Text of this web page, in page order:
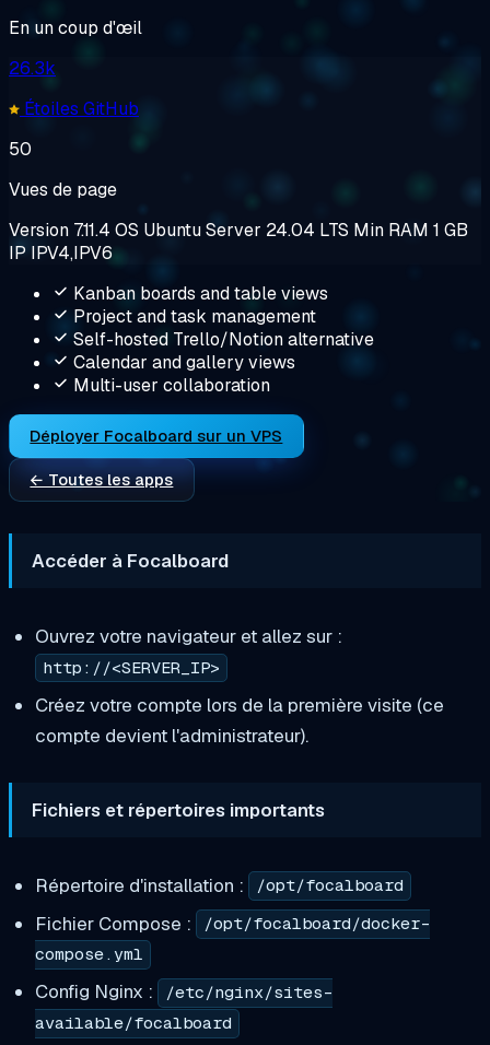
En un coup d'œil
26.3k
Étoiles GitHub
50
Vues de page
Version 7.11.4 OS Ubuntu Server 24.04 LTS Min RAM 1 GB
IP IPV4,IPV6
Kanban boards and table views
Project and task management
Self-hosted Trello/Notion alternative
Calendar and gallery views
Multi-user collaboration
Déployer Focalboard sur un VPS
← Toutes les apps
Accéder à Focalboard
Ouvrez votre navigateur et allez sur :
http://<SERVER_IP>
Créez votre compte lors de la première visite (ce
compte devient l'administrateur).
Fichiers et répertoires importants
Répertoire d'installation : /opt/focalboard
Fichier Compose :
/opt/focalboard/docker-
compose.yml
Config Nginx :
/etc/nginx/sites-
available/focalboard